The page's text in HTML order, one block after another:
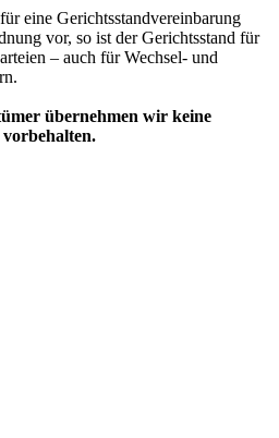
eine Gerichtsstandvereinbarung
vor, so ist der Gerichtsstand für
– auch für Wechsel- und
übernehmen wir keine